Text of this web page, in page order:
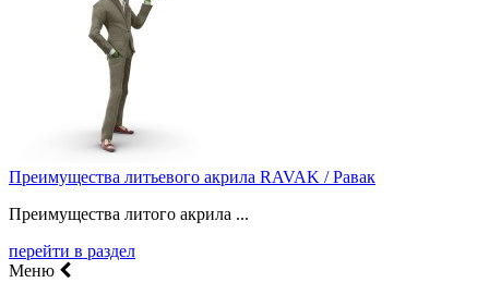
Преимущества литьевого акрила RAVAK / Равак
Преимущества литого акрила ...
перейти в раздел
Меню